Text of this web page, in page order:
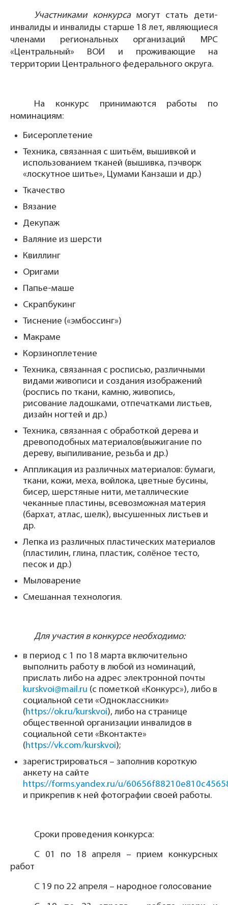
Участниками конкурсамогут стать дети-
инвалиды и инвалиды старше 18 лет, являющиеся
членами региональных организаций МРС
«Центральный» ВОИ и проживающие на
территории Центрального федерального округа.
На конкурс принимаются работы по
номинациям:
Бисероплетение
Техника, связанная с шитьём, вышивкой и
использованием тканей (вышивка, пэчворк
«лоскутное шитье», Цумами Канзаши и др.)
Ткачество
Вязание
Декупаж
Валяние из шерсти
Квиллинг
Оригами
Папье-маше
Скрапбукинг
Тиснение («эмбоссинг»)
Макраме
Корзиноплетение
Техника, связанная с росписью, различными
видами живописи и создания изображений
(роспись по ткани, камню, живопись,
рисование ладошками, отпечатками листьев,
дизайн ногтей и др.)
Техника, связанная с обработкой дерева и
древоподобных материалов(выжигание по
дереву, выпиливание, резьба и др.)
Аппликация из различных материалов: бумаги,
ткани, кожи, меха, войлока, цветные бусины,
бисер, шерстяные нити, металлические
чеканные пластины, всевозможная материя
(бархат, атлас, шелк), высушенных листьев и
др.
Лепка из различных пластических материалов
(пластилин, глина, пластик, солёное тесто,
песок и др.)
Мыловарение
Смешанная технология.
Для участия в конкурсе необходимо:
в период с 1 по 18 марта включительно
выполнить работу в любой из номинаций,
прислать либо на адрес электронной почты
kurskvoi@mail.ru (с пометкой «Конкурс»), либо в
социальной сети «Одноклассники»
(https://ok.ru/kurskvoi), либо на странице
общественной организации инвалидов в
социальной сети «Вконтакте»
(https://vk.com/kurskvoi);
зарегистрироваться – заполнив короткую
анкету на сайте
https://forms.yandex.ru/u/
и прикрепив к ней фотографии своей работы.
Сроки проведения конкурса:
С 01 по 18 апреля – прием конкурсных
работ
С 19 по 22 апреля – народное голосование